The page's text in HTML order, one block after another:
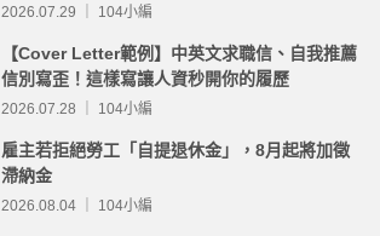
2026.07.29 ｜ 104小編
【Cover Letter範例】中英文求職信、自我推薦
信別寫歪！這樣寫讓人資秒開你的履歷
2026.07.28 ｜ 104小編
雇主若拒絕勞工「自提退休金」，8月起將加徵
滯納金
2026.08.04 ｜ 104小編